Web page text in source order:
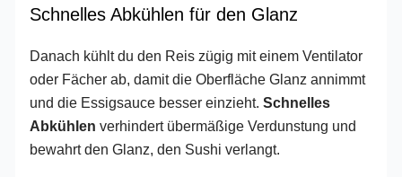
Schnelles Abkühlen für den Glanz
Danach kühlt du den Reis zügig mit einem Ventilator
oder Fächer ab, damit die Oberfläche Glanz annimmt
und die Essigsauce besser einzieht.Schnelles
Abkühlen verhindert übermäßige Verdunstung und
bewahrt den Glanz, den Sushi verlangt.